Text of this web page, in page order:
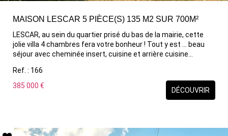
MAISON LESCAR 5 PIÈCE(S) 135 M2 SUR 700M²
LESCAR, au sein du quartier prisé du bas de la mairie, cette
jolie villa 4 chambres fera votre bonheur ! Tout y est ... beau
séjour avec cheminée insert, cuisine et arrière cuisine
jardin, terrasses couverte et ouverte. A l'étage, 3 chambres
agrémentées d'une climatisation, salle de bains et terrasse
jardin avec auvent. Vous apprécierez la luminosité et la
d'urgence !
Ref. : 166
385 000 €
DÉCOUVRIR